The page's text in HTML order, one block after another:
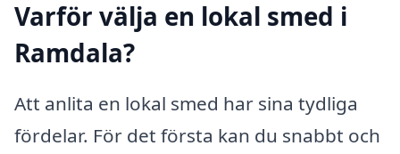
Varför välja en lokal smed i
Ramdala?
Att anlita en lokal smed har sina tydliga
fördelar. För det första kan du snabbt och